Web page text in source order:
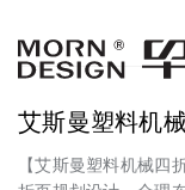
艾斯曼塑料机
【艾斯曼塑料机械四